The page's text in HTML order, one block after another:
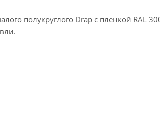
полукруглого Drap с пленкой RAL